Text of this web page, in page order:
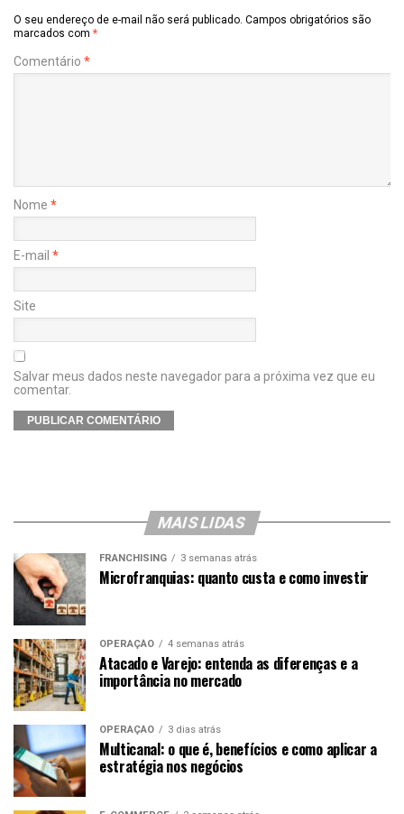
O seu endereço de e-mail não será publicado. Campos obrigatórios são
marcados com *
Comentário *
Nome *
E-mail *
Site
Salvar meus dados neste navegador para a próxima vez que eu
comentar.
MAIS LIDAS
FRANCHISING 3 semanas atrás
Microfranquias: quanto custa e como investir
OPERAÇÃO 4 semanas atrás
Atacado e Varejo: entenda as diferenças e a
importância no mercado
OPERAÇÃO 3 dias atrás
Multicanal: o que é, benefícios e como aplicar a
estratégia nos negócios